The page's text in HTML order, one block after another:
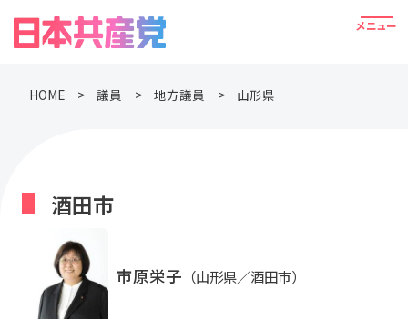
HOME 議員 地方議員 山形県
酒田市
市原栄子 （山形県／酒田市）